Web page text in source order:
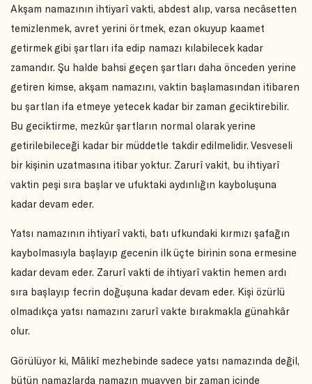
Akşam namazının ihtiyarî vakti, abdest alıp, varsa necâsetten
temizlenmek, avret yerini örtmek, ezan okuyup kaamet
getirmek gibi şartları ifa edip namazı kılabilecek kadar
zamandır. Şu halde bahsi geçen şartları daha önceden yerine
getiren kimse, akşam namazını, vaktin başlamasından itibaren
bu şartlan ifa etmeye yetecek kadar bir zaman geciktirebilir.
Bu geciktirme, mezkûr şartların normal olarak yerine
getirilebileceği kadar bir müddetle takdir edilmelidir. Vesveseli
bir kişinin uzatmasına itibar yoktur. Zarurî vakit, bu ihtiyarî
vaktin peşi sıra başlar ve ufuktaki aydınlığın kayboluşuna
kadar devam eder.
Yatsı namazının ihtiyarî vakti, batı ufkundaki kırmızı şafağın
kaybolmasıyla başlayıp gecenin ilk üçte birinin sona ermesine
kadar devam eder. Zarurî vakti de ihtiyarî vaktin hemen ardı
sıra başlayıp fecrin doğuşuna kadar devam eder. Kişi özürlü
olmadıkça yatsı namazını zarurî vakte bırakmakla günahkâr
olur.
Görülüyor ki, Mâlikî mezhebinde sadece yatsı namazında değil,
bütün namazlarda namazın muayyen bir zaman içinde